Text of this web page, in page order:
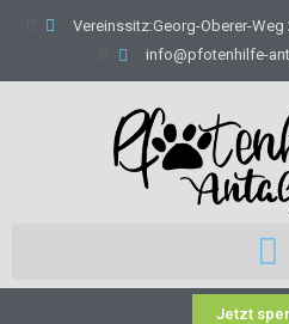
Vereinssitz:Georg-Oberer-
info@pfotenhilfe-
Jetzt